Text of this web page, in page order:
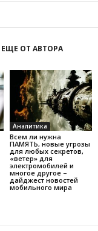
ЕЩЕ ОТ АВТОРА
Аналитика
Всем ли нужна
ПАМЯТЬ, новые угрозы
для любых секретов,
«ветер» для
электромобилей и
многое другое –
дайджест новостей
мобильного мира